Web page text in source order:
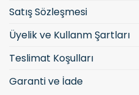
Satış Sözleşmesi
Üyelik ve Kullanm Şartları
Teslimat Koşulları
Garanti ve İade